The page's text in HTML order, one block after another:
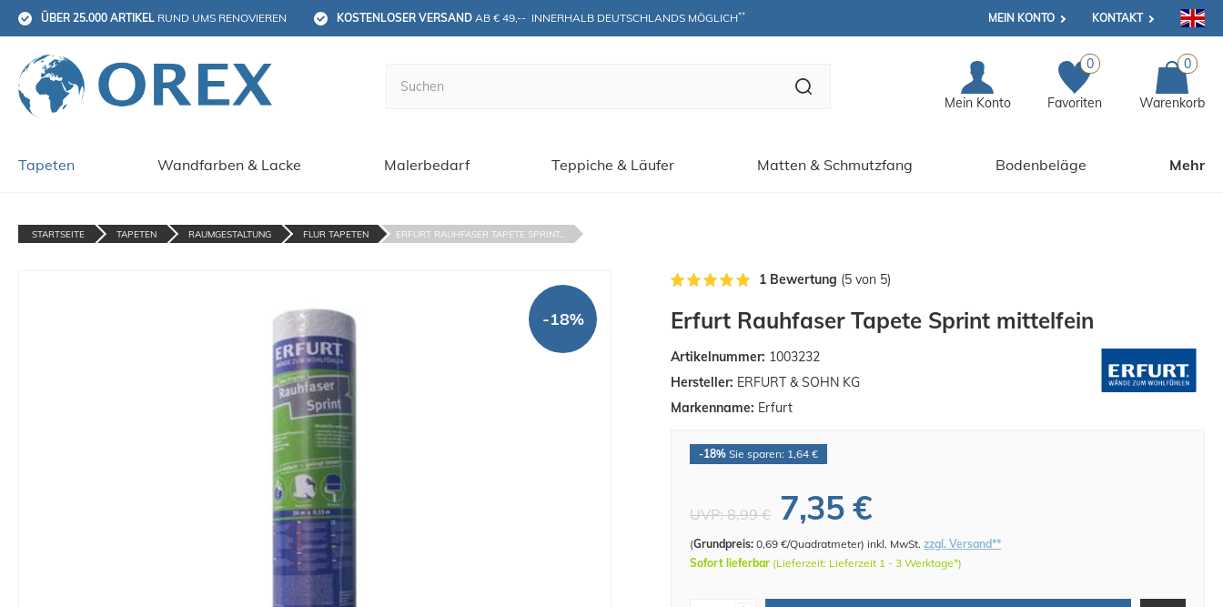
ÜBER 25.000 ARTIKEL RUND UMS RENOVIEREN KOSTENLOSER VERSAND AB € 49,--  INNERHALB DEUTSCHLANDS MÖGLICH** MEIN KONTO KONTAKT
Mein Konto
0
Favoriten
0
Warenkorb
Tapeten Wandfarben & Lacke Malerbedarf Teppiche & Läufer Matten & Schmutzfang Bodenbeläge Mehr
STARTSEITE TAPETEN RAUMGESTALTUNG FLUR TAPETEN ERFURT RAUHFASER TAPETE SPRINT...
-18% Erfurt Rauhfaser Tapete Sprint mittelfein
Artikelnummer: 1003232
Hersteller: ERFURT & SOHN KG
Markenname: Erfurt
-18% Sie sparen: 1,64 €
UVP:8,99 € 7,35 €
(Grundpreis: 0,69 €/Quadratmeter)inkl. MwSt.zzgl. Versand**
Sofort lieferbar (Lieferzeit: Lieferzeit 1 - 3 Werktage*)
1 Bewertung (5 von 5)